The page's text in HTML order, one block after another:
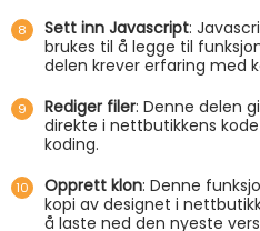
Sett inn Javascript:
brukes til å legge til
delen krever erfaring med
Rediger filer: Denne delen
direkte i nettbutikkens
koding.
Opprett klon: Denne
kopi av designet i
å laste ned den nyeste